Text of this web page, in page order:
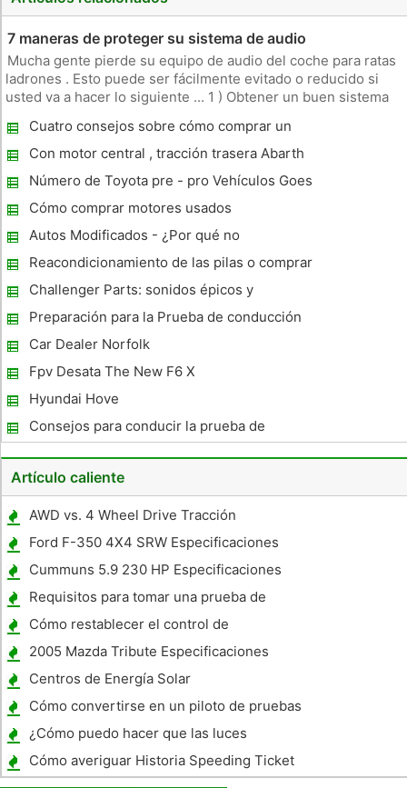
7 maneras de proteger su sistema de audio
Mucha gente pierde su equipo de audio del coche para ratas
ladrones . Esto puede ser fácilmente evitado o reducido si
usted va a hacer lo siguiente ... 1 ) Obtener un buen sistema
activar siempre . Una gran cantidad de personas son
divertidos .
Cuatro consejos sobre cómo comprar un
combustible eficiente Coches Usados ​​
Con motor central , tracción trasera Abarth
500
Número de Toyota pre - pro Vehículos Goes
Up
Cómo comprar motores usados ​​
Autos Modificados - ¿Por qué no
Reacondicionamiento de las pilas o comprar
costosos Nuevos Seres
Challenger Parts: sonidos épicos y
rendimiento
Preparación para la Prueba de conducción
teoría, Dsa Mock Prueba y percepción de
riesgos de prueba
Car Dealer Norfolk
Fpv Desata The New F6 X
Hyundai Hove
Consejos para conducir la prueba de
carretera para ayudar a asegurarse que
están dispuestos
Artículo caliente
AWD vs. 4 Wheel Drive Tracción
Ford F-350 4X4 SRW Especificaciones
Cummuns 5.9 230 HP Especificaciones
Requisitos para tomar una prueba de
permiso
Cómo restablecer el control de
amortiguación en un Cadillac Escalade
2005 Mazda Tribute Especificaciones
Batería
Centros de Energía Solar
Cómo convertirse en un piloto de pruebas
de turismos nuevos
¿Cómo puedo hacer que las luces
parpadean al desbloquear las puertas en un
Subaru Outback 2000 ?
Cómo averiguar Historia Speeding Ticket